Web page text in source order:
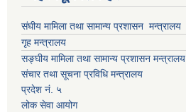
संघीय मामिला तथा सामान्य प्रशासन मन्त्रालय
गृह मन्त्रालय
सङ्घीय मामिला तथा सामान्य प्रशासन मन्त्रालय
संचार तथा सूचना प्रविधि मन्त्रालय
प्रदेश नं. ५
लोक सेवा आयोग